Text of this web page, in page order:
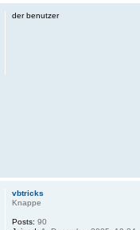
der benutzer
vbtricks
Knappe
Posts: 90